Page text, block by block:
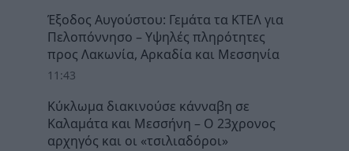
Έξοδος Αυγούστου: Γεμάτα τα ΚΤΕΛ για
Πελοπόννησο – Υψηλές πληρότητες
προς Λακωνία, Αρκαδία και Μεσσηνία
11:43
Κύκλωμα διακινούσε κάνναβη σε
Καλαμάτα και Μεσσήνη – Ο 23χρονος
αρχηγός και οι «τσιλιαδόροι»